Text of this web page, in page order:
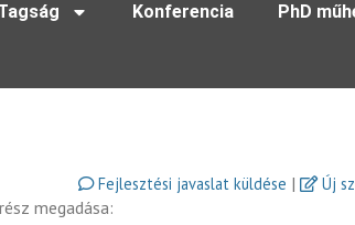
Konferencia PhD
Fejlesztési javaslat küldése | Új
megadása: